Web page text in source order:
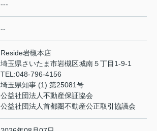
---
--
Reside岩槻本店
埼玉県さいたま市岩槻区城南５丁目1-9-1
TEL:048-796-4156
埼玉県知事 (1) 第25081号
公益社団法人不動産保証協会
公益社団法人首都圏不動産公正取引協議会